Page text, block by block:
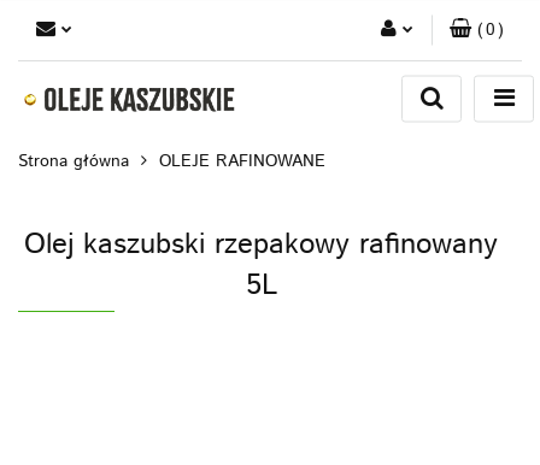
Dodaj zgłoszenie
(0)
Strona główna OLEJE RAFINOWANE
Olej kaszubski rzepakowy rafinowany
5L